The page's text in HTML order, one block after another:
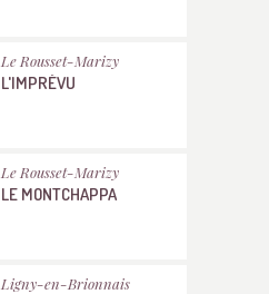
Le Rousset-Marizy
L'IMPRÉVU
Le Rousset-Marizy
LE MONTCHAPPA
Ligny-en-Brionnais